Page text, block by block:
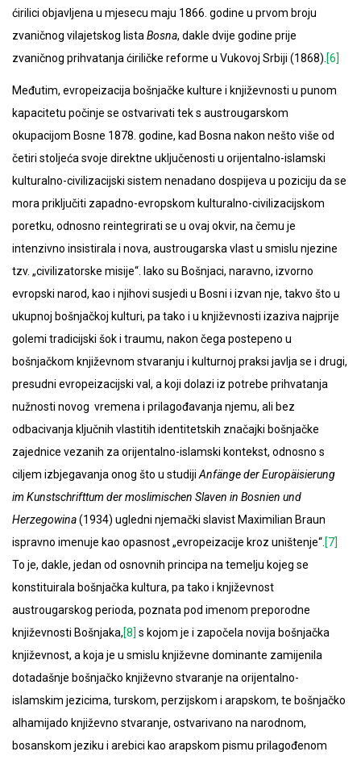
ćirilici objavljena u mjesecu maju 1866. godine u prvom broju
zvaničnog vilajetskog lista Bosna, dakle dvije godine prije
zvaničnog prihvatanja ćiriličke reforme u Vukovoj Srbiji (1868). [6]
Međutim, evropeizacija bošnjačke kulture i književnosti u punom
kapacitetu počinje se ostvarivati tek s austrougarskom
okupacijom Bosne 1878. godine, kad Bosna nakon nešto više od
četiri stoljeća svoje direktne uključenosti u orijentalno-islamski
kulturalno-civilizacijski sistem nenadano dospijeva u poziciju da se
mora priključiti zapadno-evropskom kulturalno-civilizacijskom
poretku, odnosno reintegrirati se u ovaj okvir, na čemu je
intenzivno insistirala i nova, austrougarska vlast u smislu njezine
tzv. „civilizatorske misije“. Iako su Bošnjaci, naravno, izvorno
evropski narod, kao i njihovi susjedi u Bosni i izvan nje, takvo što u
ukupnoj bošnjačkoj kulturi, pa tako i u književnosti izaziva najprije
golemi tradicijski šok i traumu, nakon čega postepeno u
bošnjačkom književnom stvaranju i kulturnoj praksi javlja se i drugi,
presudni evropeizacijski val, a koji dolazi iz potrebe prihvatanja
nužnosti novog vremena i prilagođavanja njemu, ali bez
odbacivanja ključnih vlastitih identitetskih značajki bošnjačke
zajednice vezanih za orijentalno-islamski kontekst, odnosno s
ciljem izbjegavanja onog što u studiji Anfänge der Europäisierung
im Kunstschrifttum der moslimischen Slaven in Bosnien und
Herzegowina(1934) ugledni njemački slavist Maximilian Braun
ispravno imenuje kao opasnost „evropeizacije kroz uništenje“. [7]
To je, dakle, jedan od osnovnih principa na temelju kojeg se
konstituirala bošnjačka kultura, pa tako i književnost
austrougarskog perioda, poznata pod imenom preporodne
književnosti Bošnjaka,[8] s kojom je i započela novija bošnjačka
književnost, a koja je u smislu književne dominante zamijenila
dotadašnje bošnjačko književno stvaranje na orijentalno-
islamskim jezicima, turskom, perzijskom i arapskom, te bošnjačko
alhamijado književno stvaranje, ostvarivano na narodnom,
bosanskom jeziku i arebici kao arapskom pismu prilagođenom